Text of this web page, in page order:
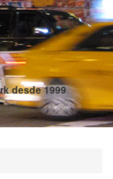
desde 1999